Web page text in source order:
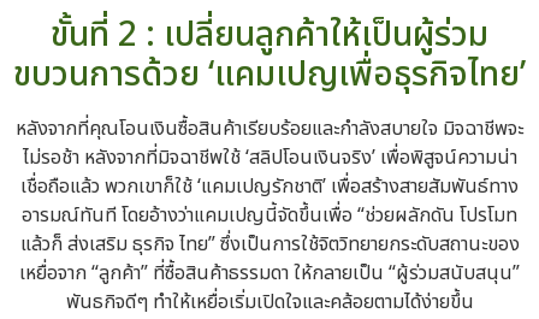
ขั้นที่ 2 : เปลี่ยนลูกค้าให้เป็นผู้ร่วม
ขบวนการด้วย ‘แคมเปญเพื่อธุรกิจไทย’
หลังจากที่คุณโอนเงินซื้อสินค้าเรียบร้อยและกำลังสบายใจ มิจฉาชีพจะ
ไม่รอช้า หลังจากที่มิจฉาชีพใช้ ‘สลิปโอนเงินจริง’ เพื่อพิสูจน์ความน่า
เชื่อถือแล้ว พวกเขาก็ใช้ ‘แคมเปญรักชาติ’ เพื่อสร้างสายสัมพันธ์ทาง
อารมณ์ทันที โดยอ้างว่าแคมเปญนี้จัดขึ้นเพื่อ “ช่วยผลักดัน โปรโมท
แล้วก็ ส่งเสริม ธุรกิจ ไทย” ซึ่งเป็นการใช้จิตวิทยายกระดับสถานะของ
เหยื่อจาก “ลูกค้า” ที่ซื้อสินค้าธรรมดา ให้กลายเป็น “ผู้ร่วมสนับสนุน”
พันธกิจดีๆ ทำให้เหยื่อเริ่มเปิดใจและคล้อยตามได้ง่ายขึ้น